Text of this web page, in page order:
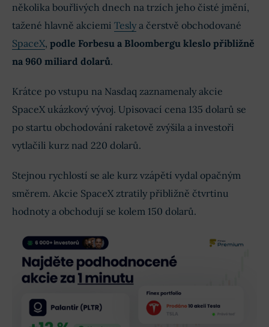
několika bouřlivých dnech na trzích jeho čisté jmění,
tažené hlavně akciemi Tesly a čerstvě obchodované
SpaceX, podle Forbesu a Bloombergu kleslo přibližně
na 960 miliard dolarů.
Krátce po vstupu na Nasdaq zaznamenaly akcie
SpaceX ukázkový vývoj. Upisovací cena 135 dolarů se
po startu obchodování raketově zvýšila a investoři
vytlačili kurz nad 220 dolarů.
Stejnou rychlostí se ale kurz vzápětí vydal opačným
směrem. Akcie SpaceX ztratily přibližně čtvrtinu
hodnoty a obchodují se kolem 150 dolarů.